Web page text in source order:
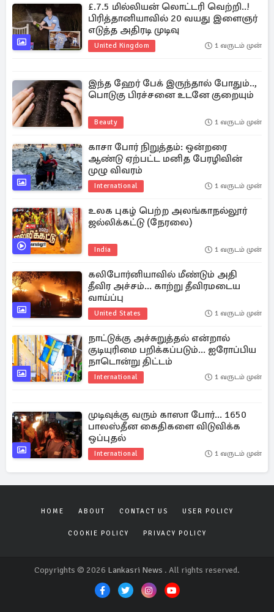
£.7.5 மில்லியன் லொட்டரி வெற்றி..!
பிரித்தானியாவில் 20 வயது இளைஞர்
எடுத்த அதிரடி முடிவு
United Kingdom 1 வருடம் முன்
இந்த ஹேர் பேக் இருந்தால் போதும்..,
பொடுகு பிரச்சனை உடனே குறையும்
Beauty 1 வருடம் முன்
காசா போர் நிறுத்தம்: ஒன்றரை
ஆண்டு ஏற்பட்ட மனித பேரழிவின்
முழு விவரம்
International 1 வருடம் முன்
உலக புகழ் பெற்ற அலங்காநல்லூர்
ஜல்லிக்கட்டு (நேரலை)
India 1 வருடம் முன்
கலிபோர்னியாவில் மீண்டும் அதி
தீவிர அச்சம்... காற்று தீவிரமடைய
வாய்ப்பு
United States 1 வருடம் முன்
நாட்டுக்கு அச்சுறுத்தல் என்றால்
குடியுரிமை பறிக்கப்படும்... ஐரோப்பிய
நாடொன்று திட்டம்
International 1 வருடம் முன்
முடிவுக்கு வரும் காஸா போர்... 1650
பாலஸ்தீன கைதிகளை விடுவிக்க
ஒப்புதல்
International 1 வருடம் முன்
HOME ABOUT CONTACT US USER POLICY
COOKIE POLICY PRIVACY POLICY
Copyrights © 2026 Lankasri News . All rights reserved.